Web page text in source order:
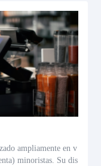
ampliamente en v
minoristas. Su dis